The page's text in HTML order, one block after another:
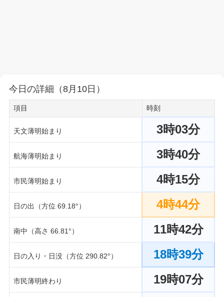
今日の詳細（8月10日）
項目 時刻
天文薄明始まり 3時03分
航海薄明始まり 3時40分
市民薄明始まり 4時15分
日の出（方位 69.18°） 4時44分
南中（高さ 66.81°） 11時42分
日の入り・日没（方位 290.82°） 18時39分
市民薄明終わり 19時07分